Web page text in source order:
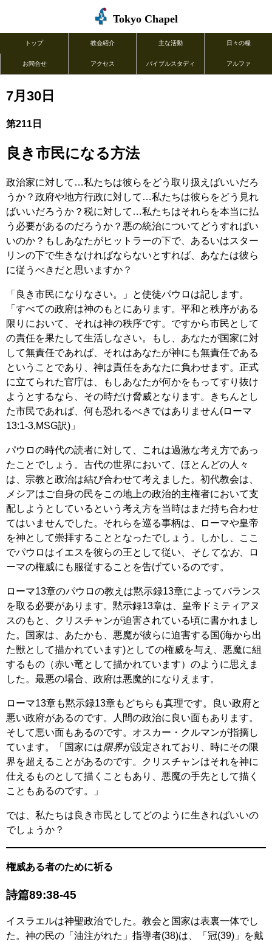
Tokyo Chapel
トップ 教会紹介 主な活動 日々の糧
お問合せ アクセス バイブルスタディ アルファ
7月30日
第211日
良き市民になる方法
政治家に対して…私たちは彼らをどう取り扱えばいいだろ
うか？政府や地方行政に対して…私たちは彼らをどう見れ
ばいいだろうか？税に対して…私たちはそれらを本当に払
う必要があるのだろうか？悪の統治についてどうすればい
いのか？もしあなたがヒットラーの下で、あるいはスター
リンの下で生きなければならないとすれば、あなたは彼ら
に従うべきだと思いますか？
「良き市民になりなさい。」と使徒パウロは記します。
「すべての政府は神のもとにあります。平和と秩序がある
限りにおいて、それは神の秩序です。ですから市民として
の責任を果たして生活しなさい。もし、あなたが国家に対
して無責任であれば、それはあなたが神にも無責任である
ということであり、神は責任をあなたに負わせます。正式
に立てられた官庁は、もしあなたが何かをもってすり抜け
ようとするなら、その時だけ脅威となります。きちんとし
た市民であれば、何も恐れるべきではありません(ローマ
13:1-3,MSG訳)」
パウロの時代の読者に対して、これは過激な考え方であっ
たことでしょう。古代の世界において、ほとんどの人々
は、宗教と政治は結び合わせて考えました。初代教会は、
メシアはご自身の民をこの地上の政治的主権者において支
配しようとしているという考え方を当時はまだ持ち合わせ
てはいませんでした。それらを巡る事柄は、ローマや皇帝
を神として崇拝することとなったでしょう。しかし、ここ
でパウロはイエスを彼らの王として従い、
そしてなお、ロ
ーマの権威にも服従することを告げているのです。
ローマ13章のパウロの教えは黙示録13章によってバランス
を取る必要があります。黙示録13章は、皇帝ドミティアヌ
スのもと、クリスチャンが迫害されている頃に書かれまし
た。国家は、あたかも、悪魔が彼らに迫害する国(海から出
た獣として描かれています)としての権威を与え、悪魔に組
するもの（赤い竜として描かれています）のように思えま
した。最悪の場合、政府は悪魔的になりえます。
ローマ13章も黙示録13章もどちらも真理です。良い政府と
悪い政府があるのです。人間の政治に良い面もあります。
そして悪い面もあるのです。オスカー・クルマンが指摘し
ています。「国家には限界が設定されており、時にその限
界を超えることがあるのです。クリスチャンはそれを神に
仕えるものとして描くこともあり、悪魔の手先として描く
こともあるのです。」
では、私たちは良き市民としてどのように生きればいいの
でしょうか？
権威ある者のために祈る
詩篇89:38-45
イスラエルは神聖政治でした。教会と国家は表裏一体でし
た。神の民の「油注がれた」指導者(38)は、「冠(39)」を戴